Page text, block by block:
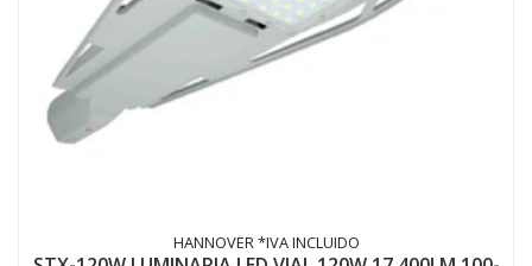
HANNOVER *IVA INCLUIDO